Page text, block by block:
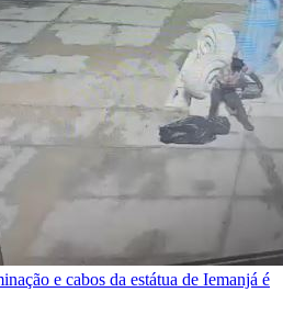
e cabos da estátua de Iemanjá é